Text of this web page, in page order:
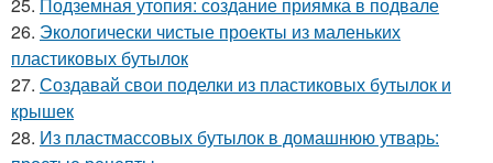
26. Экологически чистые проекты из маленьких
пластиковых бутылок
27. Создавай свои поделки из пластиковых бутылок и
крышек
28. Из пластмассовых бутылок в домашнюю утварь: